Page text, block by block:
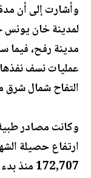
وأشارت إلى أن
لمدينة خان
مدينة رفح، فيما
عمليات نسف
التفاح شمال شرق
وكانت مصادر
172,707 منذ بدء العدوان في 7 تشرين الأول 2023.